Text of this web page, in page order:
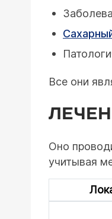
Все они
Оно
учитывая